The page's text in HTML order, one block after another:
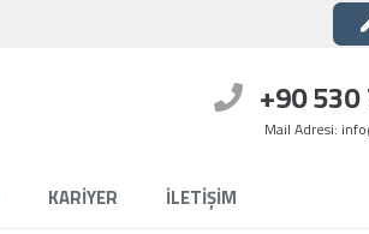
+90 530
Mail Adresi:
KARİYER İLETİŞİM